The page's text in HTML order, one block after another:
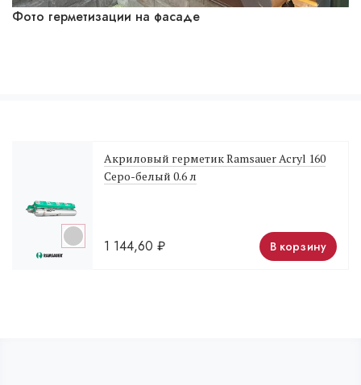
Фото герметизации на фасаде
Акриловый герметик Ramsauer Acryl 160
Серо-белый 0.6 л
1 144,60 ₽ В корзину